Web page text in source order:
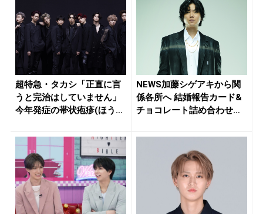
超特急・タカシ「正直に言
うと完治はしていません」
今年発症の帯状疱疹(ほうし
NEWS加藤シゲアキから関
係各所へ 結婚報告カード&
チョコレート詰め合わせ、